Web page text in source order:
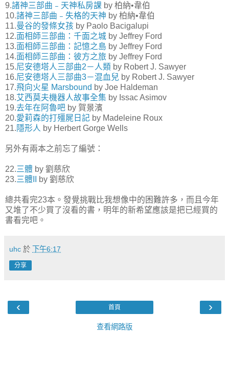
9.諸神三部曲﹣天神私房課 by 柏納•韋伯
10.諸神三部曲﹣失格的天神 by 柏納•韋伯
11.曼谷的發條女孩 by Paolo Bacigalupi
12.面相師三部曲：千面之城 by Jeffrey Ford
13.面相師三部曲：記憶之島 by Jeffrey Ford
14.面相師三部曲：彼方之旅 by Jeffrey Ford
15.尼安德塔人三部曲2－人類 by Robert J. Sawyer
16.尼安德塔人三部曲3－混血兒 by Robert J. Sawyer
17.飛向火星 Marsbound by Joe Haldeman
18.艾西莫夫機器人故事全集 by Issac Asimov
19.去年在阿魯吧 by 賀景濱
20.愛莉森的打殭屍日記 by Madeleine Roux
21.隱形人 by Herbert Gorge Wells
另外有兩本之前忘了編號：
22.三體 by 劉慈欣
23.三體II by 劉慈欣
總共看完23本。發覺挑戰比我想像中的困難許多，而且今年
又堆了不少買了沒看的書，明年的新希望應該是把已經買的
書看完吧。
uhc 於 下午6:17
分享
‹ ›
首頁
查看網路版